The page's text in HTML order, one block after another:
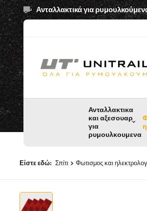
Ανταλλακτικά για
Ανταλλακτικα
και αξεσουαρ
για
ρυμουλκουμενα
Είστε εδώ: Σπίτι Φωτισμος και